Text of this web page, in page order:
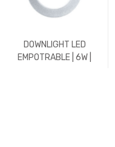
DOWNLIGHT LED
EMPOTRABLE | 6W |